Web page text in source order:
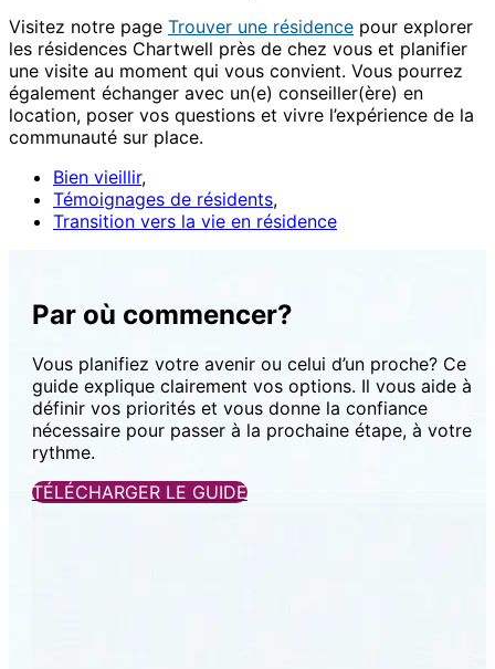
Visitez notre page Trouver une résidence pour explorer
les résidences Chartwell près de chez vous et planifier
une visite au moment qui vous convient. Vous pourrez
également échanger avec un(e) conseiller(ère) en
location, poser vos questions et vivre l’expérience de la
communauté sur place.
Bien vieillir,
Témoignages de résidents,
Transition vers la vie en résidence
Par où commencer?
Vous planifiez votre avenir ou celui d’un proche? Ce
guide explique clairement vos options. Il vous aide à
définir vos priorités et vous donne la confiance
nécessaire pour passer à la prochaine étape, à votre
rythme.
TÉLÉCHARGER LE GUIDE